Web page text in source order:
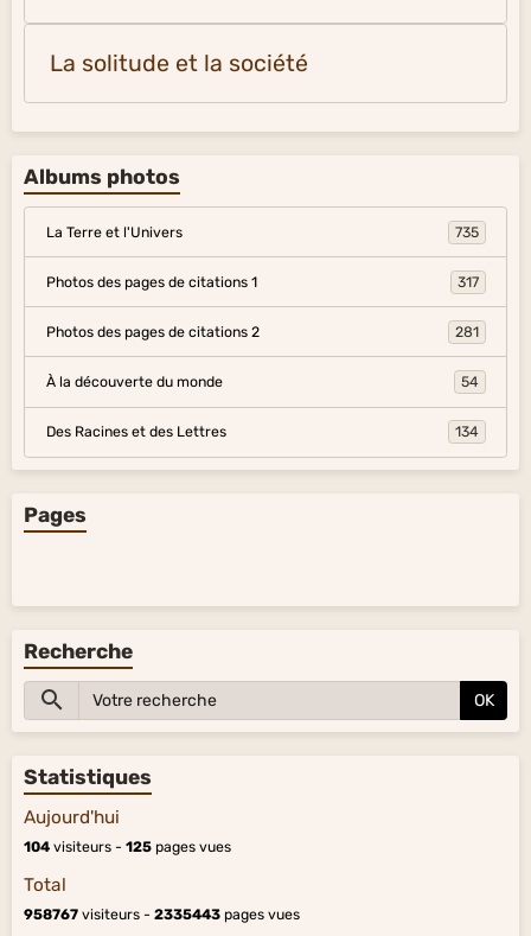
La solitude et la société
Albums photos
La Terre et l'Univers 735
Photos des pages de citations 1 317
Photos des pages de citations 2 281
À la découverte du monde 54
Des Racines et des Lettres 134
Pages
Recherche
OK
Statistiques
Aujourd'hui
104 visiteurs - 125 pages vues
Total
958767 visiteurs - 2335443 pages vues